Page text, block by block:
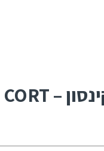
גיטרה חשמלית + וילקינסון – CORT